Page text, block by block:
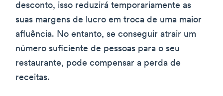
desconto, isso reduzirá temporariamente as
suas margens de lucro em troca de uma maior
afluência. No entanto, se conseguir atrair um
número suficiente de pessoas para o seu
restaurante, pode compensar a perda de
receitas.